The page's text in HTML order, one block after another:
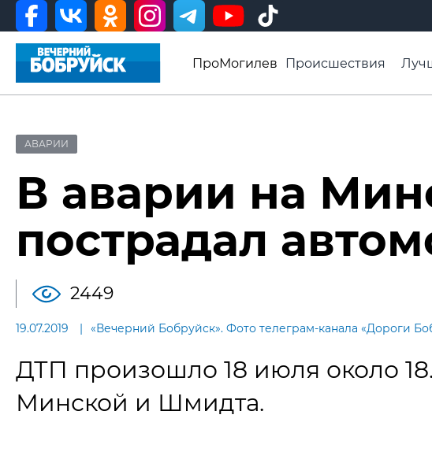
ПроМогилев Происшествия
Видео ВБ
АВАРИИ
В аварии на
пострадал
2449
19.07.2019 «Вечерний Бобруйск». Фото телеграм-канала «Дороги
ДТП произошло 18 июля около
Минской и Шмидта.